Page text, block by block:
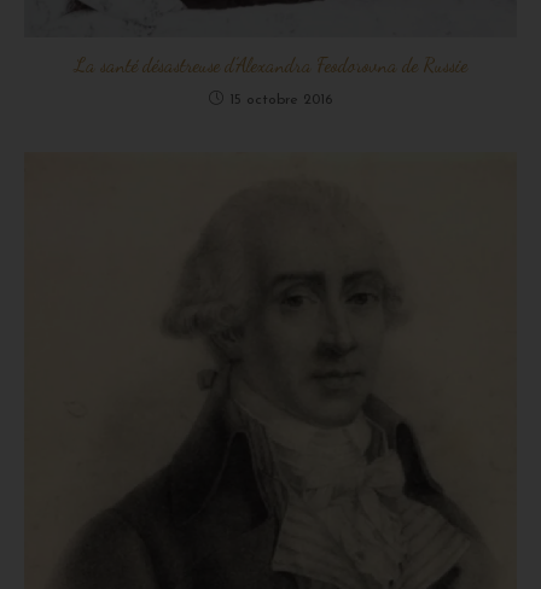
La santé désastreuse d’Alexandra Feodorovna de Russie
15 octobre 2016